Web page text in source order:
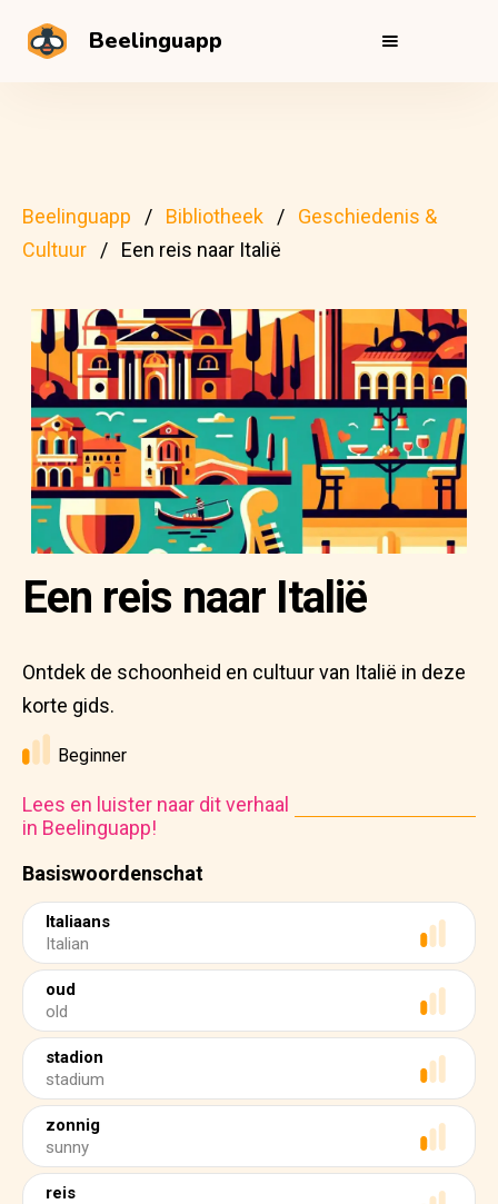
Beelinguapp
Beelinguapp Bibliotheek
Geschiedenis &
Cultuur
Een reis naar Italië
Basiswoordenschat
Italiaans
Italian
oud
old
stadion
stadium
zonnig
sunny
reis
Een reis naar Italië
Ontdek de schoonheid en cultuur van Italië in deze
korte gids.
Beginner
Lees en luister naar dit verhaal
in Beelinguapp!